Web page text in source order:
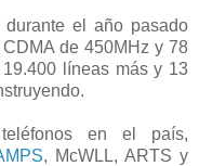
el año pasado
de 450MHz y 78
líneas más y 13
en el país,
, McWLL, ARTS y